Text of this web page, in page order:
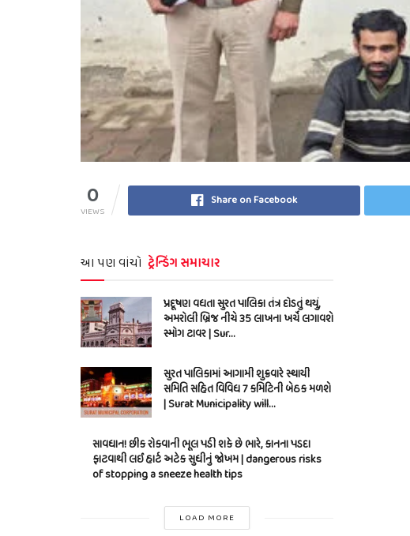
0
VIEWS
Share on Facebook
આ પણ વાંચો ટ્રેન્ડિંગ સમાચાર
પ્રદૂષણ વધતા સુરત પાલિકા તંત્ર દોડતું થયું,
અમરોલી બ્રિજ નીચે 35 લાખના ખર્ચે લગાવશે
સ્મોગ ટાવર | Sur…
સુરત પાલિકામાં આગામી શુક્રવારે સ્થાયી
સમિતિ સહિત વિવિધ 7 કમિટિની બેઠક મળશે
| Surat Municipality will…
સાવધાન! છીંક રોકવાની ભૂલ પડી શકે છે ભારે, કાનના પડદા
ફાટવાથી લઈ હાર્ટ અટેક સુધીનું જોખમ | dangerous risks
of stopping a sneeze health tips
LOAD MORE